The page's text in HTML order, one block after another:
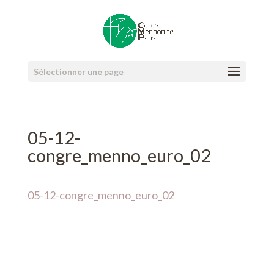
Sélectionner une page
05-12-
congre_menno_euro_02
05-12-congre_menno_euro_02